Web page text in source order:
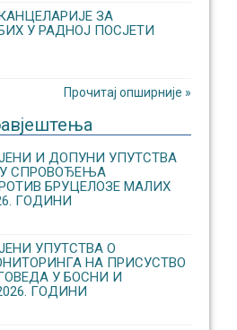
ЗА
У РАДНОЈ ПОСЈЕТИ
Прочитај опширније »
И ДОПУНИ УПУТСТВА
CПРОВОЂЕЊА
БРУЦЕЛОЗЕ МАЛИХ
ГОДИНИ
УПУТСТВА О
НА ПРИСУСТВО
У БОСНИ И
ГОДИНИ